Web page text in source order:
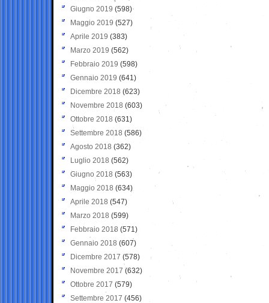
Giugno 2019 (598)
Maggio 2019 (527)
Aprile 2019 (383)
Marzo 2019 (562)
Febbraio 2019 (598)
Gennaio 2019 (641)
Dicembre 2018 (623)
Novembre 2018 (603)
Ottobre 2018 (631)
Settembre 2018 (586)
Agosto 2018 (362)
Luglio 2018 (562)
Giugno 2018 (563)
Maggio 2018 (634)
Aprile 2018 (547)
Marzo 2018 (599)
Febbraio 2018 (571)
Gennaio 2018 (607)
Dicembre 2017 (578)
Novembre 2017 (632)
Ottobre 2017 (579)
Settembre 2017 (456)